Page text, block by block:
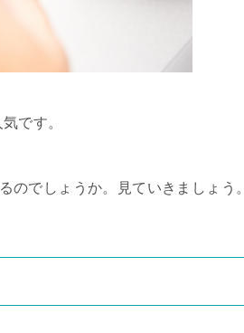
です。
のでしょうか。見ていきましょう。